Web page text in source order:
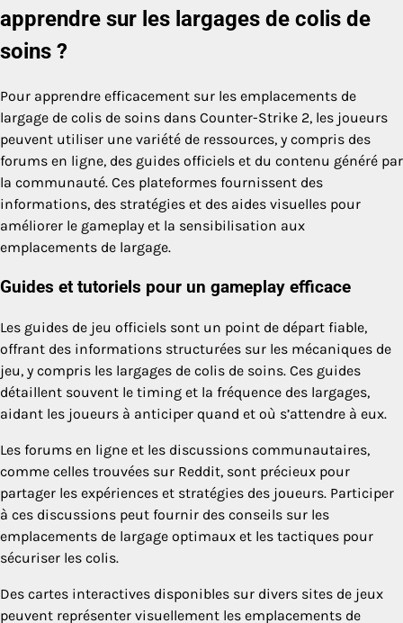
apprendre sur les largages de colis de
soins ?
Pour apprendre efficacement sur les emplacements de
largage de colis de soins dans Counter-Strike 2, les joueurs
peuvent utiliser une variété de ressources, y compris des
forums en ligne, des guides officiels et du contenu généré par
la communauté. Ces plateformes fournissent des
informations, des stratégies et des aides visuelles pour
améliorer le gameplay et la sensibilisation aux
emplacements de largage.
Guides et tutoriels pour un gameplay efficace
Les guides de jeu officiels sont un point de départ fiable,
offrant des informations structurées sur les mécaniques de
jeu, y compris les largages de colis de soins. Ces guides
détaillent souvent le timing et la fréquence des largages,
aidant les joueurs à anticiper quand et où s’attendre à eux.
Les forums en ligne et les discussions communautaires,
comme celles trouvées sur Reddit, sont précieux pour
partager les expériences et stratégies des joueurs. Participer
à ces discussions peut fournir des conseils sur les
emplacements de largage optimaux et les tactiques pour
sécuriser les colis.
Des cartes interactives disponibles sur divers sites de jeux
peuvent représenter visuellement les emplacements de